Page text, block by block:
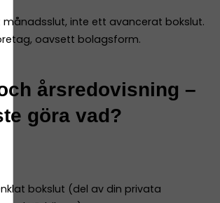
inte ett avancerat bokslut.
oavsett bolagsform.
årsredovisning –
göra vad?
bokslut (del av din privata